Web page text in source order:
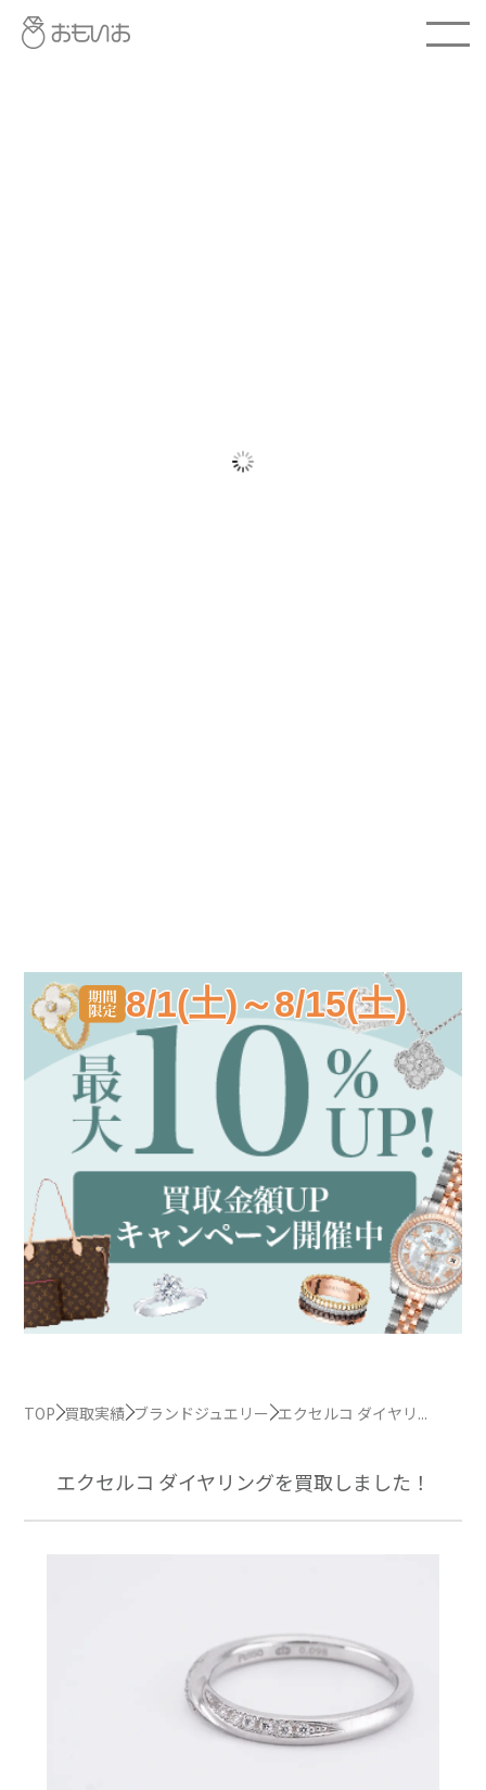
8/1(土)～8/15(土)
TOP 買取実績 ブランドジュエリー エクセルコ ダイヤリ...
エクセルコ ダイヤリングを買取しました！